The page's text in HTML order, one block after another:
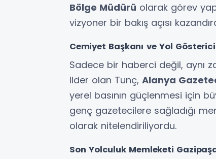
Bölge Müdürü olarak görev
vizyoner bir bakış açısı
Cemiyet Başkanı ve Yol Gösterici
Sadece bir haberci değil, aynı
lider olan Tunç, Alanya
yerel basının güçlenmesi için
genç gazetecilere sağladığı
olarak nitelendiriliyordu.
Son Yolculuk Memleketi